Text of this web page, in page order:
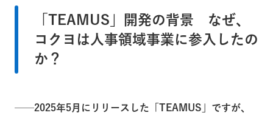
「TEAMUS」開発の背景 なぜ、
コクヨは人事領域事業に参入したの
か？
──2025年5月にリリースした「TEAMUS」ですが、